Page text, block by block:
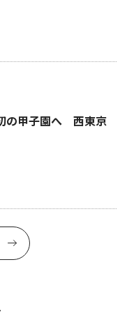
の甲子園へ 西東京